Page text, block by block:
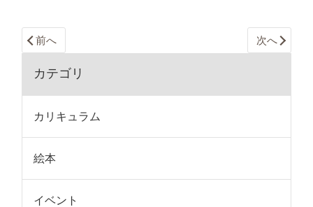
前へ 次へ
カテゴリ
カリキュラム
絵本
イベント